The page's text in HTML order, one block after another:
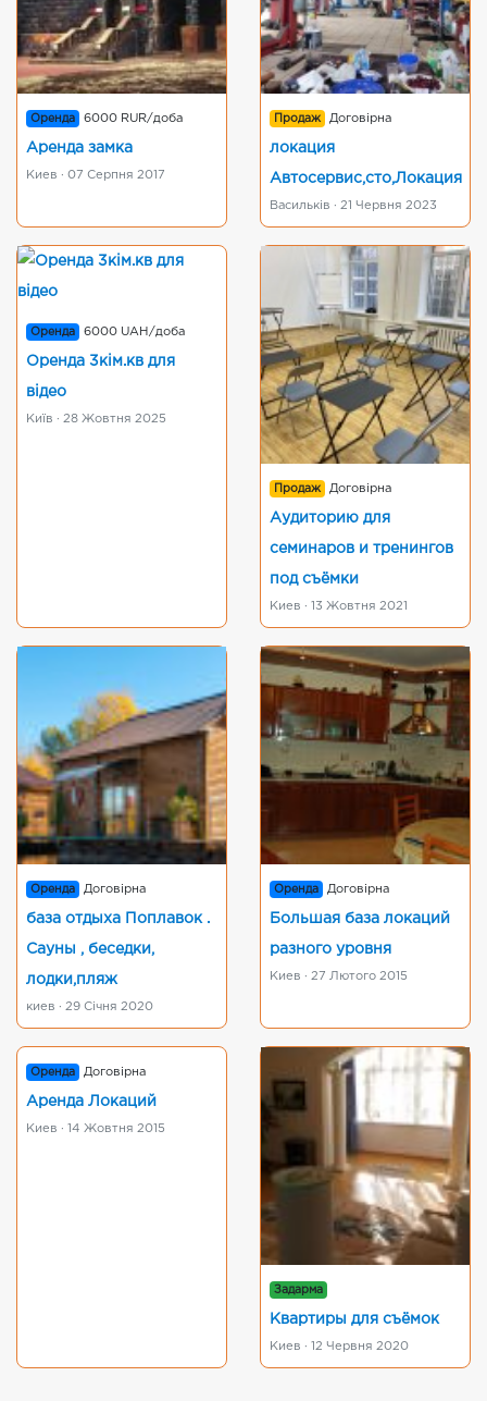
Оренда 6000 RUR/доба
Аренда замка
Киев · 07 Серпня 2017
Продаж Договірна
локация
Автосервис,сто,Локация
Васильків · 21 Червня 2023
Оренда 6000 UAH/доба
Оренда 3кім.кв для
відео
Київ · 28 Жовтня 2025
Продаж Договірна
Аудиторию для
семинаров и тренингов
под съёмки
Киев · 13 Жовтня 2021
Оренда Договірна
база отдыха Поплавок .
Сауны , беседки,
лодки,пляж
киев · 29 Січня 2020
Оренда Договірна
Большая база локаций
разного уровня
Киев · 27 Лютого 2015
Оренда Договірна
Аренда Локаций
Киев · 14 Жовтня 2015
Задарма
Квартиры для съёмок
Киев · 12 Червня 2020